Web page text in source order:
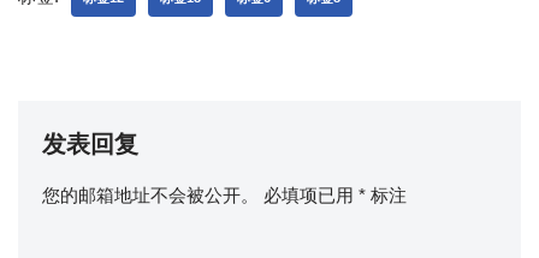
发表回复
您的邮箱地址不会被公开。 必填项已用 * 标注